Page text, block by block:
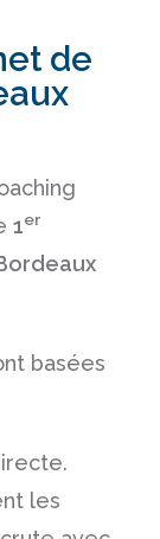
de
1er
basées
les